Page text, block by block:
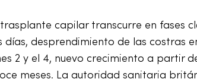
capilar transcurre en fases
desprendimiento de las costras
2 y el 4, nuevo crecimiento a partir
meses. La autoridad sanitaria